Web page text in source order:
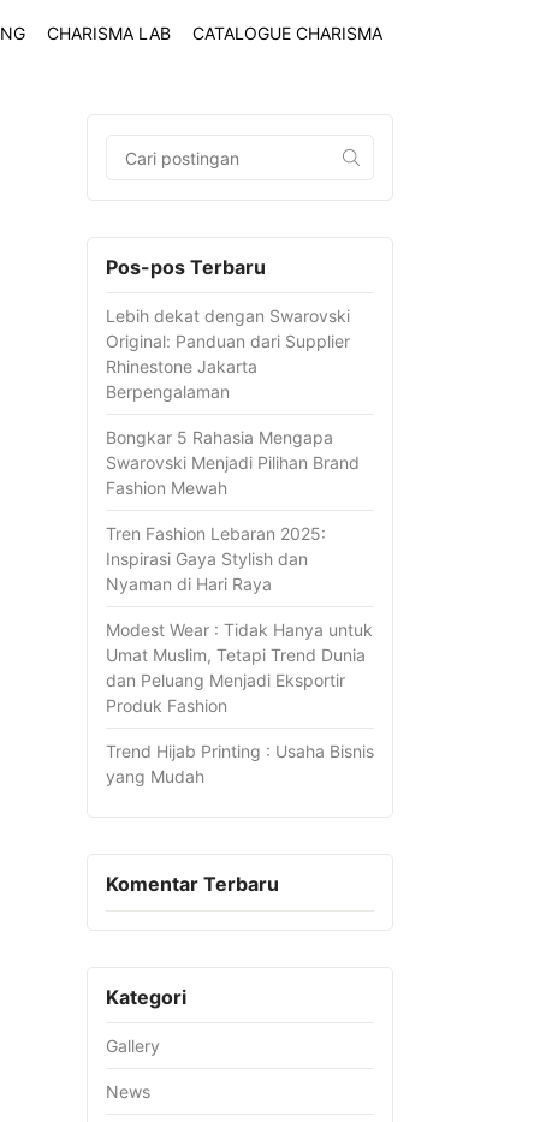
CHARISMA LAB CATALOGUE CHARISMA
Pos-pos Terbaru
Lebih dekat dengan Swarovski
Original: Panduan dari Supplier
Rhinestone Jakarta
Berpengalaman
Bongkar 5 Rahasia Mengapa
Swarovski Menjadi Pilihan Brand
Fashion Mewah
Tren Fashion Lebaran 2025:
Inspirasi Gaya Stylish dan
Nyaman di Hari Raya
Modest Wear : Tidak Hanya untuk
Umat Muslim, Tetapi Trend Dunia
dan Peluang Menjadi Eksportir
Produk Fashion
Trend Hijab Printing : Usaha Bisnis
yang Mudah
Komentar Terbaru
Kategori
Gallery
News